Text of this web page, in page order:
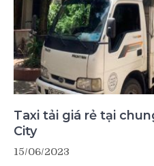
Taxi tải giá rẻ tại
City
15/06/2023